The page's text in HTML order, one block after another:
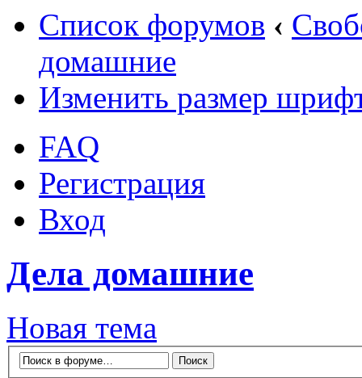
Список форумов ‹
домашние
Изменить размер
FAQ
Регистрация
Вход
Дела домашние
Новая тема